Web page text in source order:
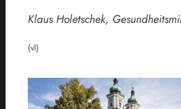
Klaus Holetschek,
(vl)